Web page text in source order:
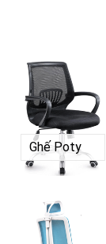
Ghế Poty